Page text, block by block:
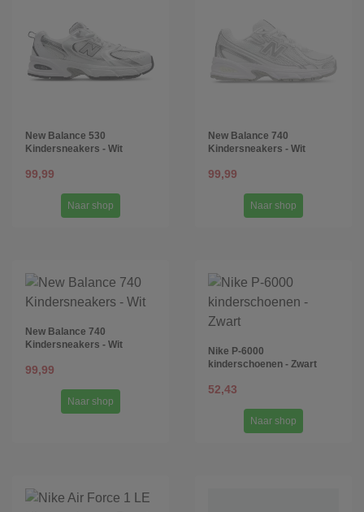
New Balance 530
Kindersneakers - Wit
99,99
Naar shop
New Balance 740
Kindersneakers - Wit
99,99
Naar shop
New Balance 740
Kindersneakers - Wit
99,99
Naar shop
Nike P-6000
kinderschoenen - Zwart
52,43
Naar shop